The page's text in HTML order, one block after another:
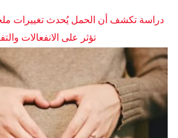
دراسة تكشف أن الحمل يُحدث تغييرات
تؤثر على الانفعالات